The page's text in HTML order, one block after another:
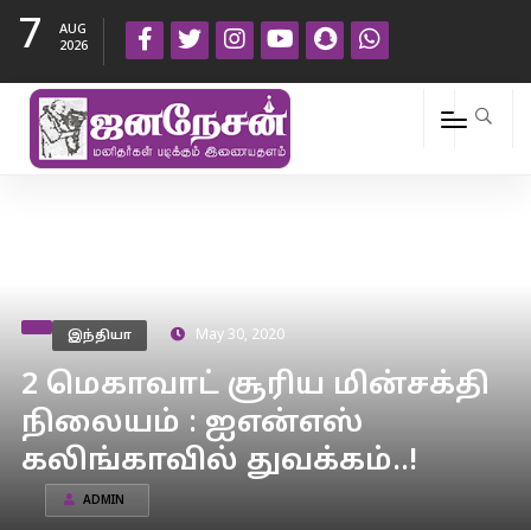
7
AUG
2026
இந்தியா May 30, 2020
2 மெகாவாட் சூரிய மின்சக்தி
நிலையம் : ஐஎன்எஸ்
கலிங்காவில் துவக்கம்..!
ADMIN